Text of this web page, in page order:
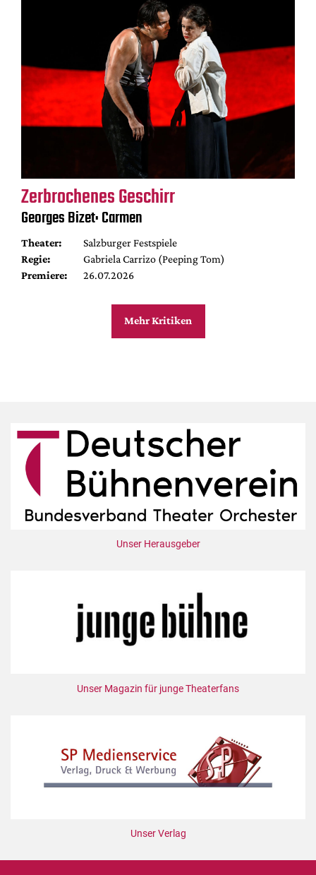
Zerbrochenes Geschirr
Georges Bizet: Carmen
Theater:
Salzburger Festspiele
Regie:
Gabriela Carrizo (Peeping Tom)
Premiere:
26.07.2026
Mehr Kritiken
Unser Herausgeber
Unser Magazin für junge Theaterfans
Unser Verlag